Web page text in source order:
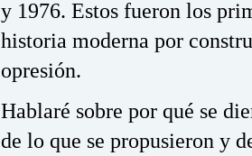
y 1976. Estos fueron los
historia moderna por
opresión.
Hablaré sobre por qué se
de lo que se propusieron y